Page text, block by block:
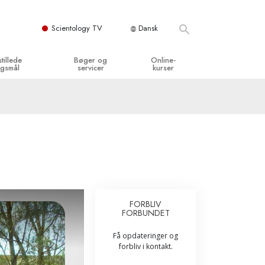
Scientology TV Dansk
organisationerne
Bøger og
servicer
Online-
kurser
Assister ved sygdom og skader
Integritet og ærlighed
Ægteskab
FORBLIV
FORBUNDET
Få opdateringer og
forbliv i kontakt.